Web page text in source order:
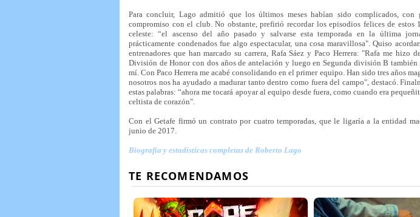
Para concluir, Lago admitió que los últimos meses habían sido complicados, con
compromiso con el club. No obstante, prefirió recordar los episodios felices de estos
celeste: “el ascenso del año pasado y salvarse esta temporada en la última
prácticamente condenados fue algo espectacular, una cosa maravillosa". Quiso
entrenadores que han marcado su carrera, Rafa Sáez y Paco Herrera: "Rafa me hizo
División de Honor con dos años de antelación y luego en Segunda división B también
mí. Con Paco Herrera me acabé consolidando en el primer equipo. Han sido tres años
nosotros nos ha ayudado a madurar tanto dentro como fuera del campo", destacó.
estas palabras: “ahora me tocará apoyar al equipo desde fuera, como cuando era
celtista de corazón".
Con el Getafe firmó un contrato por cuatro temporadas, que le ligaría a la entidad
junio de 2017.
Biografía y estadísticas completas de Roberto Lago